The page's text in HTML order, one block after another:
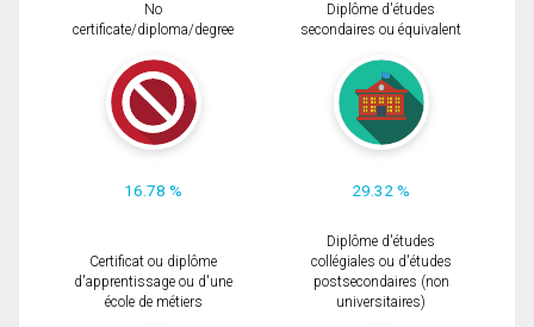
No
certificate/diploma/degree
16.78 %
Diplôme d'études
secondaires ou équivalent
29.32 %
Certificat ou diplôme
d'apprentissage ou d'une
école de métiers
Diplôme d'études
collégiales ou d'études
postsecondaires (non
universitaires)